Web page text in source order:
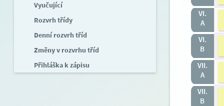
Vyučující
Rozvrh třídy
Denní rozvrh tříd
Změny v rozvrhu tříd
Přihláška k zápisu
VI.
A
VI.
B
VII.
A
VII.
B